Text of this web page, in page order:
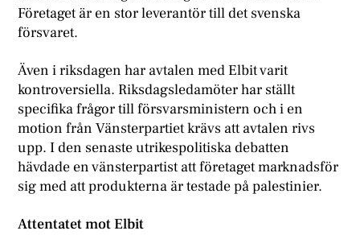
Företaget är en stor leverantör till det svenska
försvaret.
Även i riksdagen har avtalen med Elbit varit
kontroversiella. Riksdagsledamöter har ställt
specifika frågor till försvarsministern och i en
motion från Vänsterpartiet krävs att avtalen rivs
upp. I den senaste utrikespolitiska debatten
hävdade en vänsterpartist att företaget marknadsför
sig med att produkterna är testade på palestinier.
Attentatet mot Elbit